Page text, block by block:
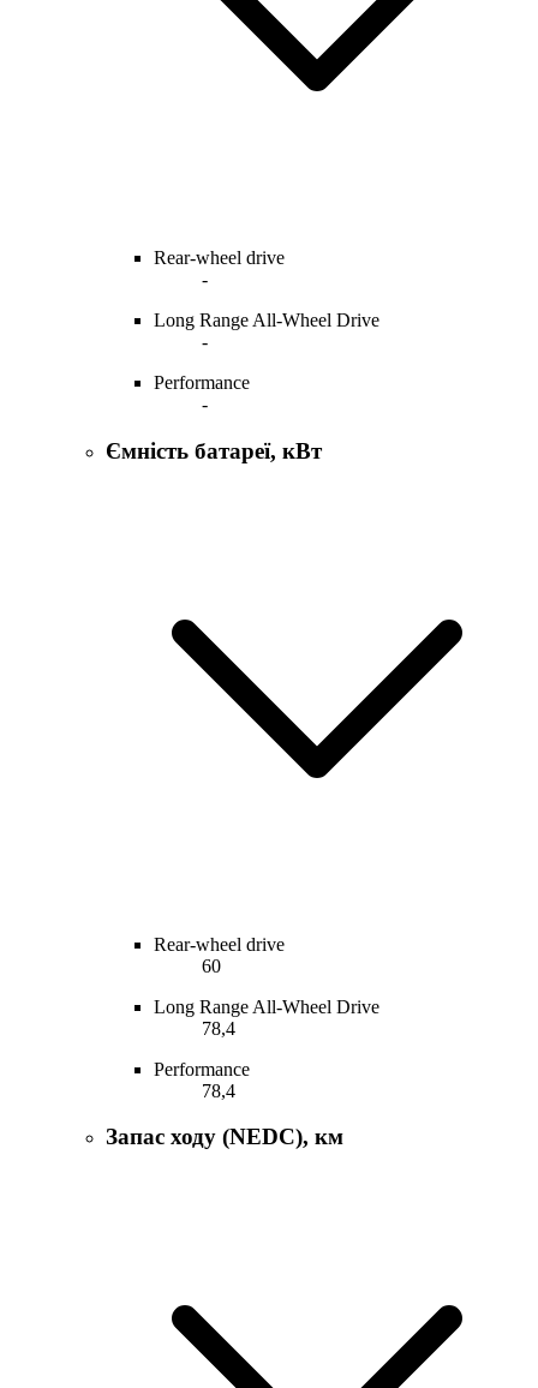
Rear-wheel drive
-
Long Range All-Wheel Drive
-
Performance
-
Ємність батареї, кВт
Rear-wheel drive
60
Long Range All-Wheel Drive
78,4
Performance
78,4
Запас ходу (NEDC), км